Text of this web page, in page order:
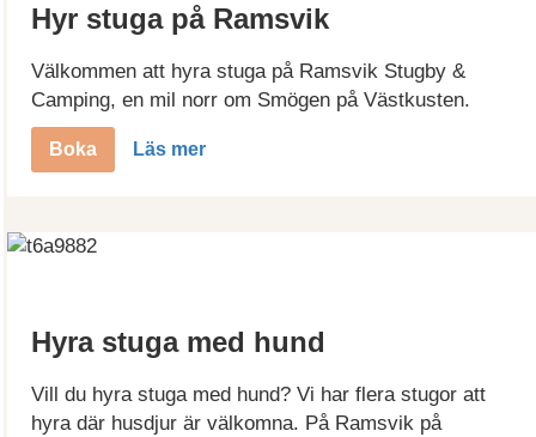
Hyr stuga på Ramsvik
Välkommen att hyra stuga på Ramsvik Stugby &
Camping, en mil norr om Smögen på Västkusten.
Boka Läs mer
Hyra stuga med hund
Vill du hyra stuga med hund? Vi har flera stugor att
hyra där husdjur är välkomna. På Ramsvik på